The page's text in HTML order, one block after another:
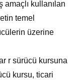
amaçlı kullanılan
temel
üzerine
r sürücü kursuna
kursu, ticari